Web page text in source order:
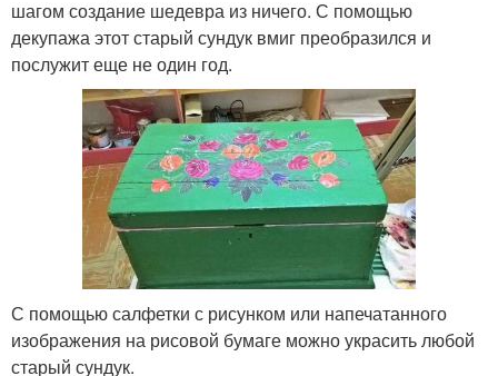
шагом создание шедевра из ничего. С помощью
декупажа этот старый сундук вмиг преобразился и
послужит еще не один год.
С помощью салфетки с рисунком или напечатанного
изображения на рисовой бумаге можно украсить любой
старый сундук.